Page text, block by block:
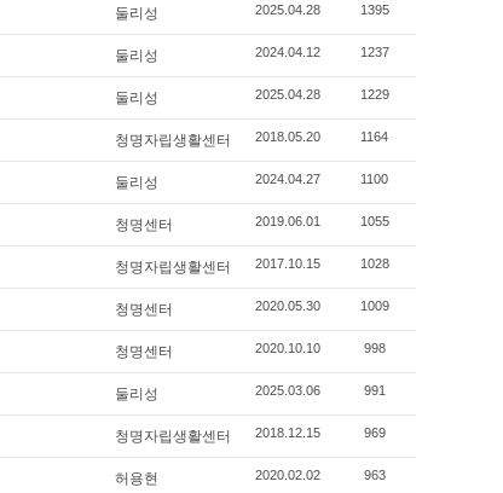
둘리성 2025.04.28 1395
둘리성 2024.04.12 1237
둘리성 2025.04.28 1229
청명자립생활센터 2018.05.20 1164
둘리성 2024.04.27 1100
청명센터 2019.06.01 1055
청명자립생활센터 2017.10.15 1028
청명센터 2020.05.30 1009
청명센터 2020.10.10 998
둘리성 2025.03.06 991
청명자립생활센터 2018.12.15 969
허용현 2020.02.02 963